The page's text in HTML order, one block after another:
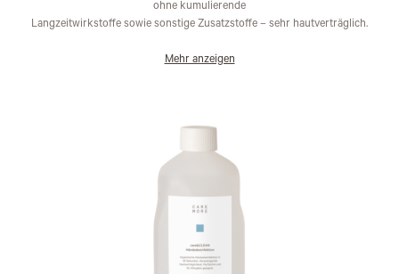
ohne kumulierende
Langzeitwirkstoffe sowie sonstige Zusatzstoffe – sehr hautverträglich.
Mehr anzeigen